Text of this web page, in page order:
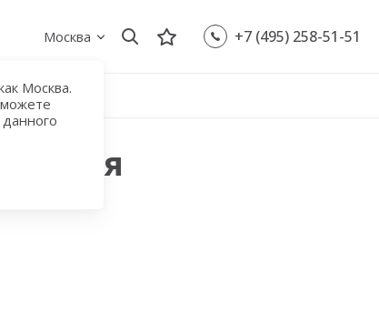
Москва
Москва.
+7 (495) 258-51-51